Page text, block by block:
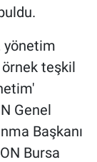
yönetim
örnek teşkil
Genel
Başkanı
Bursa